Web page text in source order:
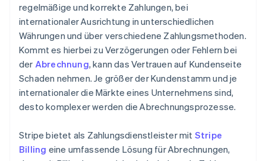
regelmäßige und korrekte Zahlungen, bei
internationaler Ausrichtung in unterschiedlichen
Währungen und über verschiedene Zahlungsmethoden.
Kommt es hierbei zu Verzögerungen oder Fehlern bei
der Abrechnung, kann das Vertrauen auf Kundenseite
Schaden nehmen. Je größer der Kundenstamm und je
internationaler die Märkte eines Unternehmens sind,
desto komplexer werden die Abrechnungsprozesse.
Stripe bietet als Zahlungsdienstleister mit Stripe
Billing eine umfassende Lösung für Abrechnungen,